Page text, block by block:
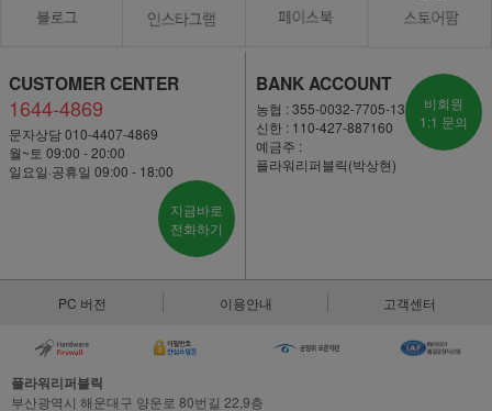
CUSTOMER CENTER
1644-4869
문자상담 010-4407-4869
월~토 09:00 - 20:00
일요일·공휴일 09:00 - 18:00
지금바로
전화하기
BANK ACCOUNT
농협 : 355-0032-7705-13
신한 : 110-427-887160
예금주 :
플라워리퍼블릭(박상현)
비회원
1:1 문의
PC 버전 이용안내 고객센터
플라워리퍼블릭
부산광역시 해운대구 양운로 80번길 22,9층